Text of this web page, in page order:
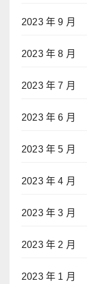
2023 年 9 月
2023 年 8 月
2023 年 7 月
2023 年 6 月
2023 年 5 月
2023 年 4 月
2023 年 3 月
2023 年 2 月
2023 年 1 月